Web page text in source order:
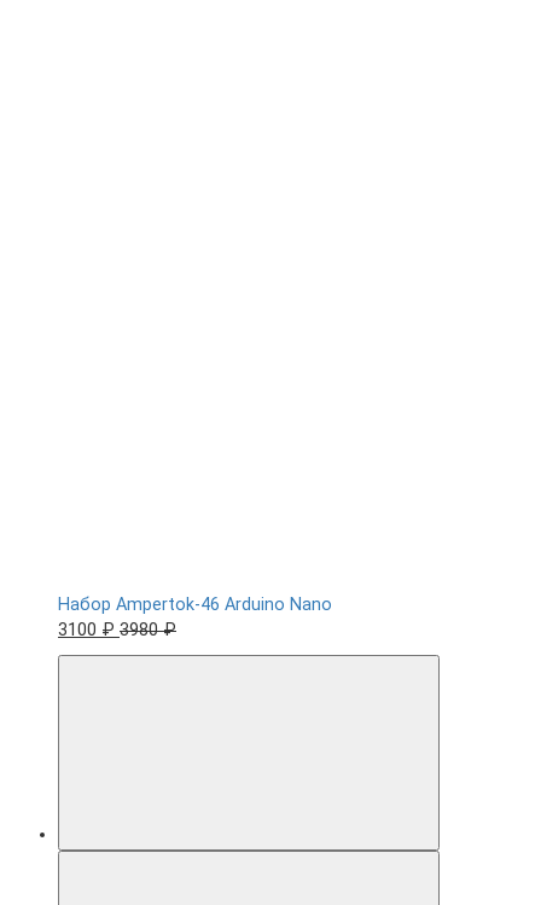
Набор Ampertok-46 Arduino Nano
3100 ₽ 3980 ₽